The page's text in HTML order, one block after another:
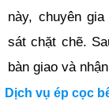
này, chuyên
sát chặt chẽ.
bàn giao và
Dịch vụ ép cọc